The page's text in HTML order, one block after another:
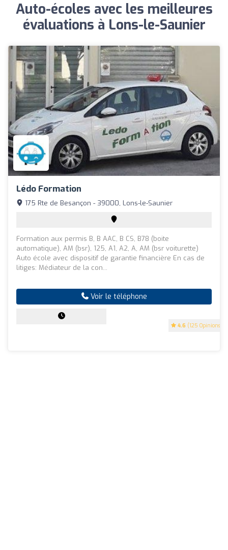
Auto-écoles avec les meilleures
évaluations à Lons-le-Saunier
Lédo Formation
4.6 (125 Opinions)
175 Rte de Besançon - 39000, Lons-le-Saunier
Formation aux permis B, B AAC, B CS, B78 (boite
automatique), AM (bsr), 125, A1, A2, A, AM (bsr voiturette)
Auto école avec dispositif de garantie financière En cas de
litiges: Médiateur de la con...
Voir le téléphone